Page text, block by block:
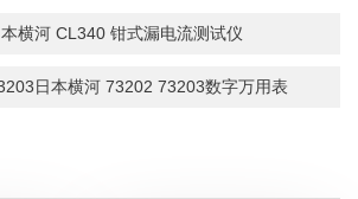
横河 CL340 钳式漏电流测试仪
日本横河 73202 73203数字万用表